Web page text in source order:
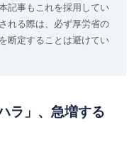
記事もこれを採用してい
れる際は、必ず厚労省の
断定することは避けてい
ラ」、急増する